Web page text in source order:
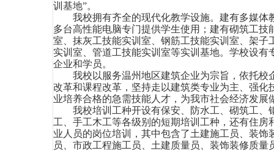
训基地”。
我校拥有齐全的现代化教学设施。建有多媒体
多台高性能电脑专门提供学生使用；建有砌筑工技
室、抹灰工技能实训室、钢筋工技能实训室、架子
实训室、管道工技能实训室等实训基地。学校设有
企业和学员。
我校以服务温州地区建筑企业为宗旨，依托校
改革和课程改革，坚持走以建筑类专业为主、强化
业培养合格的急需技能人才，为我市社会经济发展
我校培训工种开设有保安、防水工、砌筑工、
工、手工木工等各级别的短期培训工种，还有住房
业人员的岗位培训，其中包含了土建施工员、装饰
员、市政工程施工员、土建质量员、装饰装修质量